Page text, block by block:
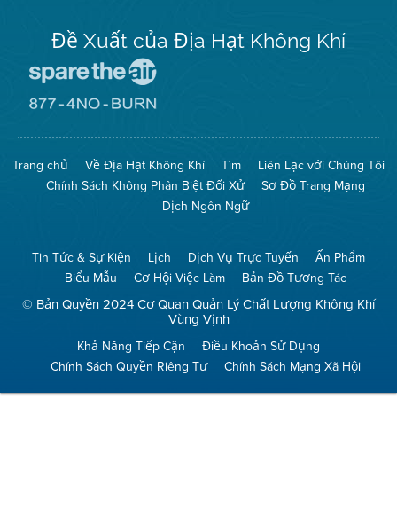
Đề Xuất của Địa Hạt Không Khí
The
(Bảo
Toàn
Không
Khí)
Mạng
No
Burn
(Không
Đốt)
Trang chủ Về Địa Hạt Không Khí Tìm
Liên Lạc với Chúng Tôi
Chính Sách Không Phân Biệt Đối Xử
Sơ Đồ Trang Mạng
Dịch Ngôn Ngữ
Tin Tức & Sự Kiện Lịch Dịch Vụ Trực Tuyến
Ấn Phẩm
Biểu Mẫu
Cơ Hội Việc Làm Bản Đồ Tương Tác
© Bản Quyền 2024 Cơ Quan Quản Lý Chất Lượng Không Khí
Vùng Vịnh
Khả Năng Tiếp Cận
Điều Khoản Sử Dụng
Chính Sách Quyền Riêng Tư
Chính Sách Mạng Xã Hội